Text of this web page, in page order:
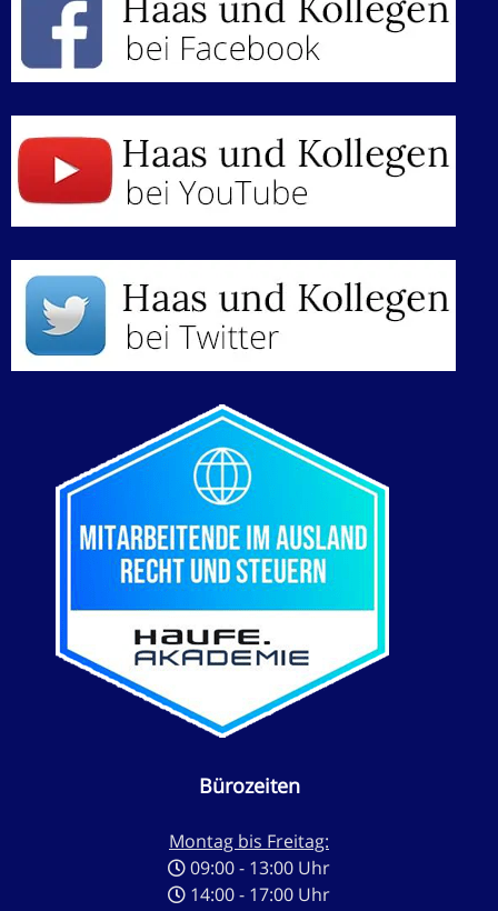
Bürozeiten
Montag bis Freitag:
09:00 - 13:00 Uhr
14:00 - 17:00 Uhr